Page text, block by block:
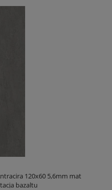
120x60 5,6mm mat
bazaltu